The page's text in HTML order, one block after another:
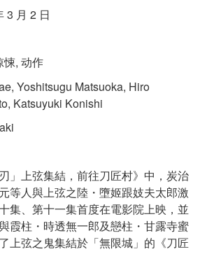
3 月 2 日
悚, 动作
Yoshitsugu Matsuoka, Hiro
Katsuyuki Konishi
」上弦集結，前往刀匠村》中，炭治
等人與上弦之陸・墮姬跟妓夫太郎激
集、第十一集首度在電影院上映，並
霞柱・時透無一郎及戀柱・甘露寺蜜
上弦之鬼集結於「無限城」的《刀匠